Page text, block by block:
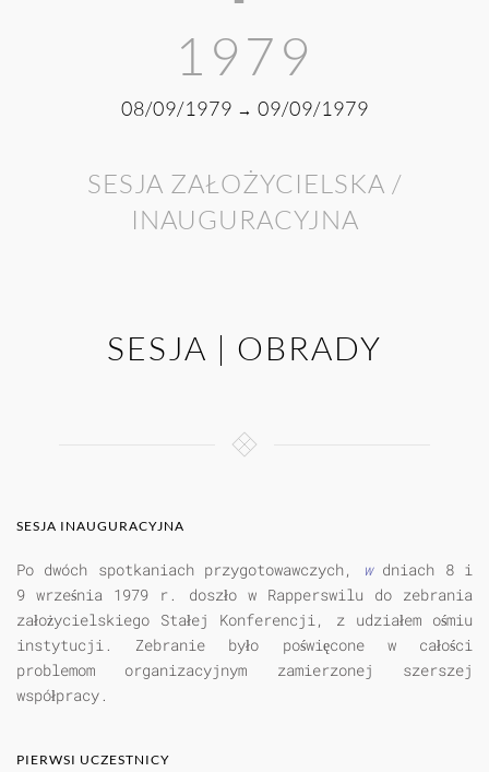
1979
08/09/1979 → 09/09/1979
SESJA ZAŁOŻYCIELSKA /
INAUGURACYJNA
SESJA | OBRADY
SESJA INAUGURACYJNA
Po dwóch spotkaniach przygotowawczych, w dniach 8 i
9 września 1979 r. doszło w Rapperswilu do zebrania
założycielskiego Stałej Konferencji, z udziałem ośmiu
instytucji. Zebranie było poświęcone w całości
problemom organizacyjnym zamierzonej szerszej
współpracy.
PIERWSI UCZESTNICY